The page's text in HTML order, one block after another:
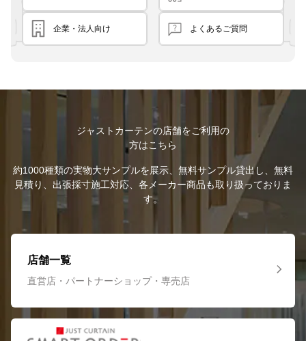
企業・法人向け よくあるご質問
ジャストカーテンの店舗をご利用の
方はこちら
約1000種類の実物大サンプルを展示、無料サンプル貸出し、無料
見積り、出張採寸施工対応、各メーカー商品も取り扱っておりま
す。
店舗一覧
直営店・パートナーショップ・専売店